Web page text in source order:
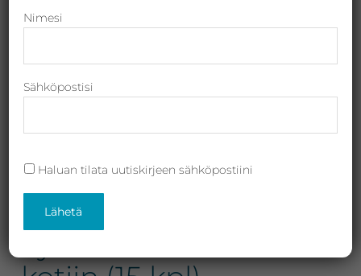
Revitalash,
Jane
Raili
Heliocare
iS Clinical Active Peel
Nimesi
Sähköpostisi
Haluan tilata uutiskirjeen sähköpostiini